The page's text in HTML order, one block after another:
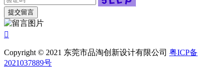

Copyright © 2021 东莞市品淘创新设计有限公司 粤ICP备
2021037889号